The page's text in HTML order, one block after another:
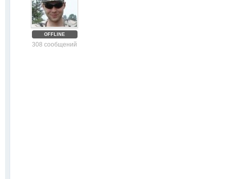
OFFLINE
308 сообщений